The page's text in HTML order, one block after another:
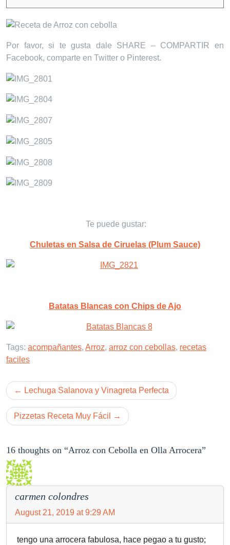
Por favor, si te gusta dale SHARE – COMPARTIR en
Facebook, comparte en Twitter o Pinterest.
Te puede gustar:
Chuletas en Salsa de Ciruelas (Plum Sauce)
Batatas Blancas con Chips de Ajo
Tags: acompañantes, Arroz, arroz con cebollas, recetas
faciles
Post
navigation
Lechuga Salanova y Vinagreta Perfecta
Pizzetas Receta Muy Fácil
16 thoughts on “Arroz con Cebolla en Olla Arrocera”
carmen colondres
August 21, 2019 at 9:29 AM
tengo una arrocera fabulosa, hace pegao a tu gusto;